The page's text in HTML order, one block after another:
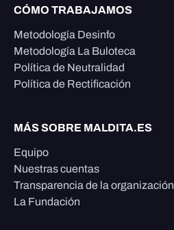
CÓMO TRABAJAMOS
Metodología Desinfo
Metodología La Buloteca
Política de Neutralidad
Política de Rectificación
MÁS SOBRE MALDITA.ES
Equipo
Nuestras cuentas
Transparencia de la organización
La Fundación